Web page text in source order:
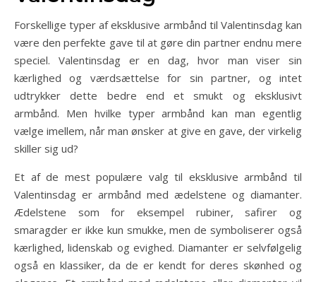
Forskellige typer af eksklusive armbånd til Valentinsdag kan
være den perfekte gave til at gøre din partner endnu mere
speciel. Valentinsdag er en dag, hvor man viser sin
kærlighed og værdsættelse for sin partner, og intet
udtrykker dette bedre end et smukt og eksklusivt
armbånd. Men hvilke typer armbånd kan man egentlig
vælge imellem, når man ønsker at give en gave, der virkelig
skiller sig ud?
Et af de mest populære valg til eksklusive armbånd til
Valentinsdag er armbånd med ædelstene og diamanter.
Ædelstene som for eksempel rubiner, safirer og
smaragder er ikke kun smukke, men de symboliserer også
kærlighed, lidenskab og evighed. Diamanter er selvfølgelig
også en klassiker, da de er kendt for deres skønhed og